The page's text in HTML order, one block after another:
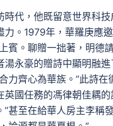
代，他既留意世界科
。1979年，華羅庚應
賓。聊贈一拙著，明德
永豪的贈詩中顯明融
力齊心為華族。”此詩
國任務的馮律朝佳耦
甚至在給華人房主李稱